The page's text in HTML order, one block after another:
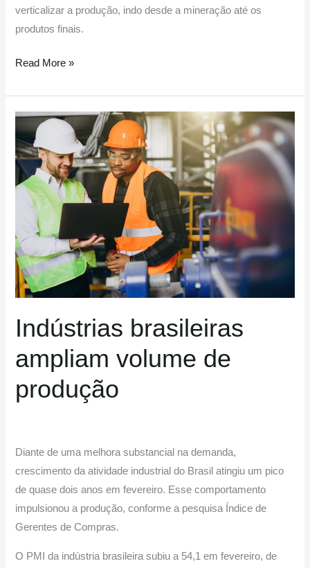
verticalizar a produção, indo desde a mineração até os
produtos finais.
Read More »
Indústrias brasileiras
ampliam volume de
produção
Diante de uma melhora substancial na demanda,
crescimento da atividade industrial do Brasil atingiu um pico
de quase dois anos em fevereiro. Esse comportamento
impulsionou a produção, conforme a pesquisa Índice de
Gerentes de Compras.
O PMI da indústria brasileira subiu a 54,1 em fevereiro, de
Indústrias
brasileiras
ampliam
volume
produção